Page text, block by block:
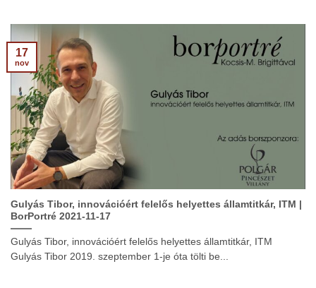
Gulyás Tibor, innovációért felelős helyettes államtitkár, ITM |
BorPortré 2021-11-17
Gulyás Tibor, innovációért felelős helyettes államtitkár, ITM
Gulyás Tibor 2019. szeptember 1-je óta tölti be...
17
nov